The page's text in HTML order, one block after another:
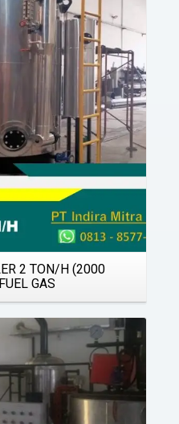
2 TON/H (2000
GAS